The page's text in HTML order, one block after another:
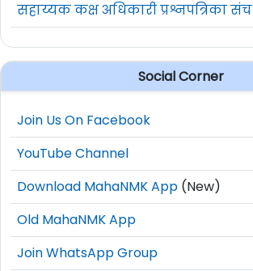
सहाय्यक कक्ष अधिकारी प्रश्नपत्रिका संच
Social Corner
Join Us On Facebook
YouTube Channel
Download MahaNMK App (New)
Old MahaNMK App
Join WhatsApp Group